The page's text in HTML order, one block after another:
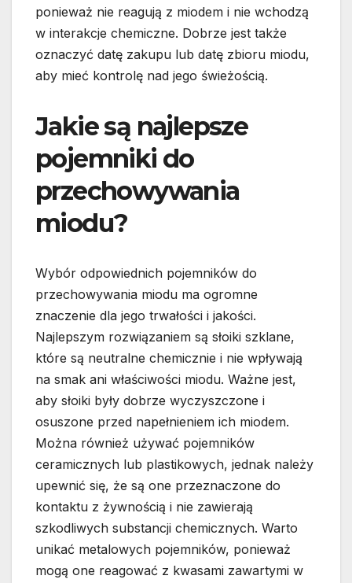
ponieważ nie reagują z miodem i nie wchodzą
w interakcje chemiczne. Dobrze jest także
oznaczyć datę zakupu lub datę zbioru miodu,
aby mieć kontrolę nad jego świeżością.
Jakie są najlepsze
pojemniki do
przechowywania
miodu?
Wybór odpowiednich pojemników do
przechowywania miodu ma ogromne
znaczenie dla jego trwałości i jakości.
Najlepszym rozwiązaniem są słoiki szklane,
które są neutralne chemicznie i nie wpływają
na smak ani właściwości miodu. Ważne jest,
aby słoiki były dobrze wyczyszczone i
osuszone przed napełnieniem ich miodem.
Można również używać pojemników
ceramicznych lub plastikowych, jednak należy
upewnić się, że są one przeznaczone do
kontaktu z żywnością i nie zawierają
szkodliwych substancji chemicznych. Warto
unikać metalowych pojemników, ponieważ
mogą one reagować z kwasami zawartymi w